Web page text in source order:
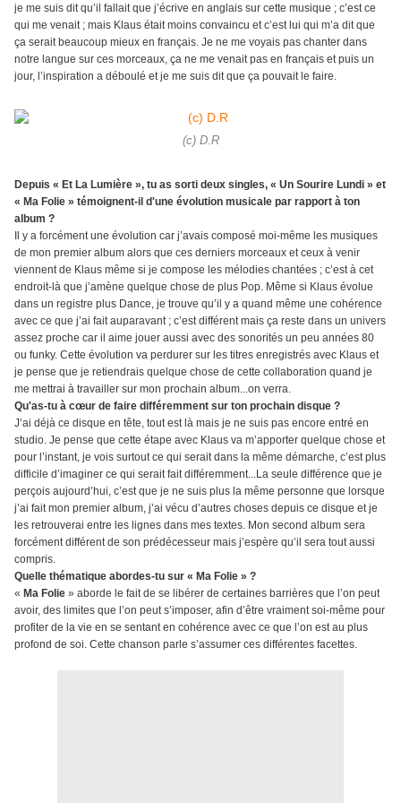
je me suis dit qu’il fallait que j’écrive en anglais sur cette musique ; c’est ce
qui me venait ; mais Klaus était moins convaincu et c’est lui qui m’a dit que
ça serait beaucoup mieux en français. Je ne me voyais pas chanter dans
notre langue sur ces morceaux, ça ne me venait pas en français et puis un
jour, l’inspiration a déboulé et je me suis dit que ça pouvait le faire.
(c) D.R
Depuis « Et La Lumière », tu as sorti deux singles, « Un Sourire Lundi » et
« Ma Folie » témoignent-il d'une évolution musicale par rapport à ton
album ?
Il y a forcément une évolution car j’avais composé moi-même les musiques
de mon premier album alors que ces derniers morceaux et ceux à venir
viennent de Klaus même si je compose les mélodies chantées ; c’est à cet
endroit-là que j’amène quelque chose de plus Pop. Même si Klaus évolue
dans un registre plus Dance, je trouve qu’il y a quand même une cohérence
avec ce que j’ai fait auparavant ; c’est différent mais ça reste dans un univers
assez proche car il aime jouer aussi avec des sonorités un peu années 80
ou funky. Cette évolution va perdurer sur les titres enregistrés avec Klaus et
je pense que je retiendrais quelque chose de cette collaboration quand je
me mettrai à travailler sur mon prochain album...on verra.
Qu'as-tu à cœur de faire différemment sur ton prochain disque ?
J’ai déjà ce disque en tête, tout est là mais je ne suis pas encore entré en
studio. Je pense que cette étape avec Klaus va m’apporter quelque chose et
pour l’instant, je vois surtout ce qui serait dans la même démarche, c’est plus
difficile d’imaginer ce qui serait fait différemment...La seule différence que je
perçois aujourd’hui, c’est que je ne suis plus la même personne que lorsque
j’ai fait mon premier album, j’ai vécu d’autres choses depuis ce disque et je
les retrouverai entre les lignes dans mes textes. Mon second album sera
forcément différent de son prédécesseur mais j’espère qu’il sera tout aussi
compris.
Quelle thématique abordes-tu sur « Ma Folie » ?
« Ma Folie » aborde le fait de se libérer de certaines barrières que l’on peut
avoir, des limites que l’on peut s’imposer, afin d’être vraiment soi-même pour
profiter de la vie en se sentant en cohérence avec ce que l’on est au plus
profond de soi. Cette chanson parle s’assumer ces différentes facettes.